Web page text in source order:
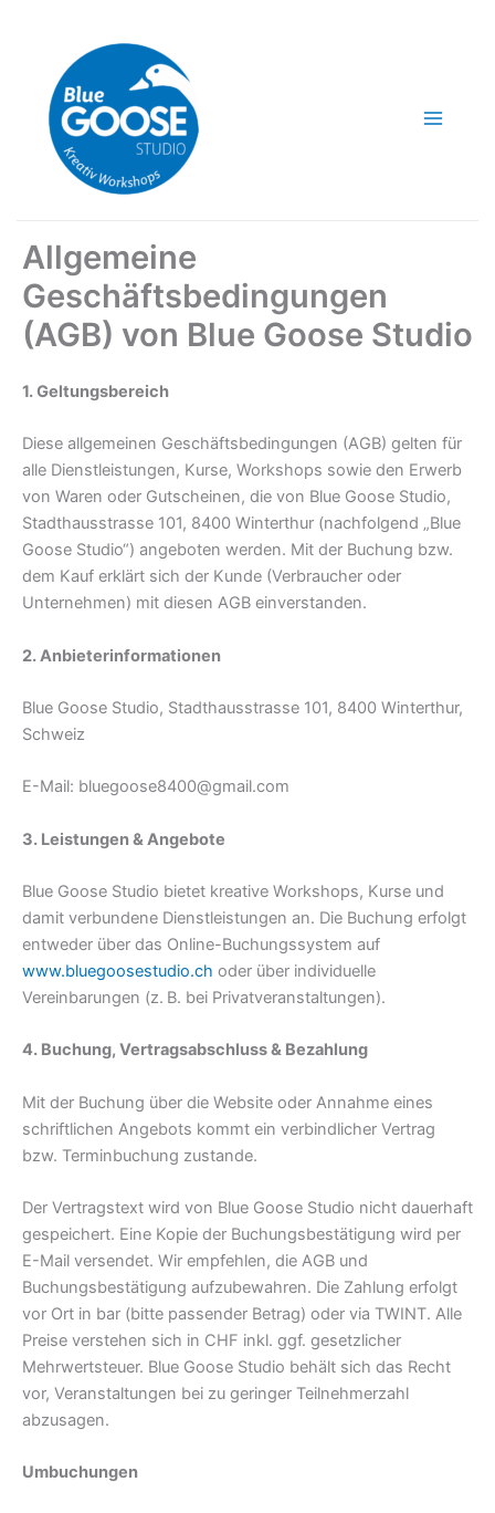
Allgemeine
Geschäftsbedingungen
(AGB) von Blue Goose Studio
1. Geltungsbereich
Diese allgemeinen Geschäftsbedingungen (AGB) gelten für
alle Dienstleistungen, Kurse, Workshops sowie den Erwerb
von Waren oder Gutscheinen, die von Blue Goose Studio,
Stadthausstrasse 101, 8400 Winterthur (nachfolgend „Blue
Goose Studio“) angeboten werden. Mit der Buchung bzw.
dem Kauf erklärt sich der Kunde (Verbraucher oder
Unternehmen) mit diesen AGB einverstanden.
2. Anbieterinformationen
Blue Goose Studio, Stadthausstrasse 101, 8400 Winterthur,
Schweiz
E-Mail: bluegoose8400@gmail.com
3. Leistungen & Angebote
Blue Goose Studio bietet kreative Workshops, Kurse und
damit verbundene Dienstleistungen an. Die Buchung erfolgt
entweder über das Online-Buchungssystem auf
www.bluegoosestudio.ch oder über individuelle
Vereinbarungen (z. B. bei Privatveranstaltungen).
4. Buchung, Vertragsabschluss & Bezahlung
Mit der Buchung über die Website oder Annahme eines
schriftlichen Angebots kommt ein verbindlicher Vertrag
bzw. Terminbuchung zustande.
Der Vertragstext wird von Blue Goose Studio nicht dauerhaft
gespeichert. Eine Kopie der Buchungsbestätigung wird per
E-Mail versendet. Wir empfehlen, die AGB und
Buchungsbestätigung aufzubewahren. Die Zahlung erfolgt
vor Ort in bar (bitte passender Betrag) oder via TWINT. Alle
Preise verstehen sich in CHF inkl. ggf. gesetzlicher
Mehrwertsteuer. Blue Goose Studio behält sich das Recht
vor, Veranstaltungen bei zu geringer Teilnehmerzahl
abzusagen.
Umbuchungen